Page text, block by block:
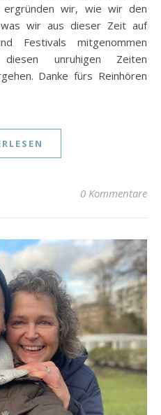
wir, wie wir den
wir aus dieser Zeit auf
Festivals mitgenommen
unruhigen Zeiten
Danke fürs Reinhören
0 Kommentare